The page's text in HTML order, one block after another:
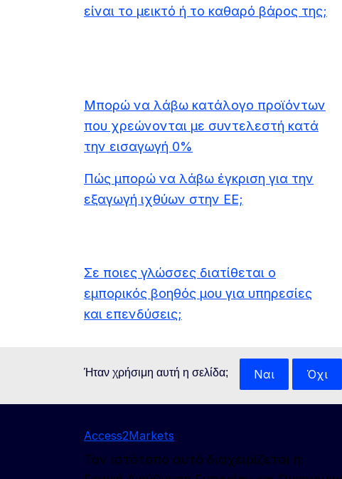
είναι το μεικτό ή το καθαρό βάρος της;
Μπορώ να λάβω κατάλογο προϊόντων
που χρεώνονται με συντελεστή κατά
την εισαγωγή 0%
Πώς μπορώ να λάβω έγκριση για την
εξαγωγή ιχθύων στην ΕΕ;
Σε ποιες γλώσσες διατίθεται ο
εμπορικός βοηθός μου για υπηρεσίες
και επενδύσεις;
Ήταν χρήσιμη αυτή η σελίδα; Ναι Όχι
Access2Markets
Τον ιστότοπο αυτό διαχειρίζεται η: